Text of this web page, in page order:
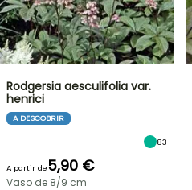
Rodgersia aesculifolia var.
henrici
A DESCOBRIR
83
A partir de5,90 €
Vaso de 8/9 cm